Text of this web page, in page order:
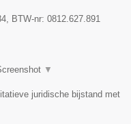
, BTW-nr: ​0812.627.891
▼
juridische bijstand met